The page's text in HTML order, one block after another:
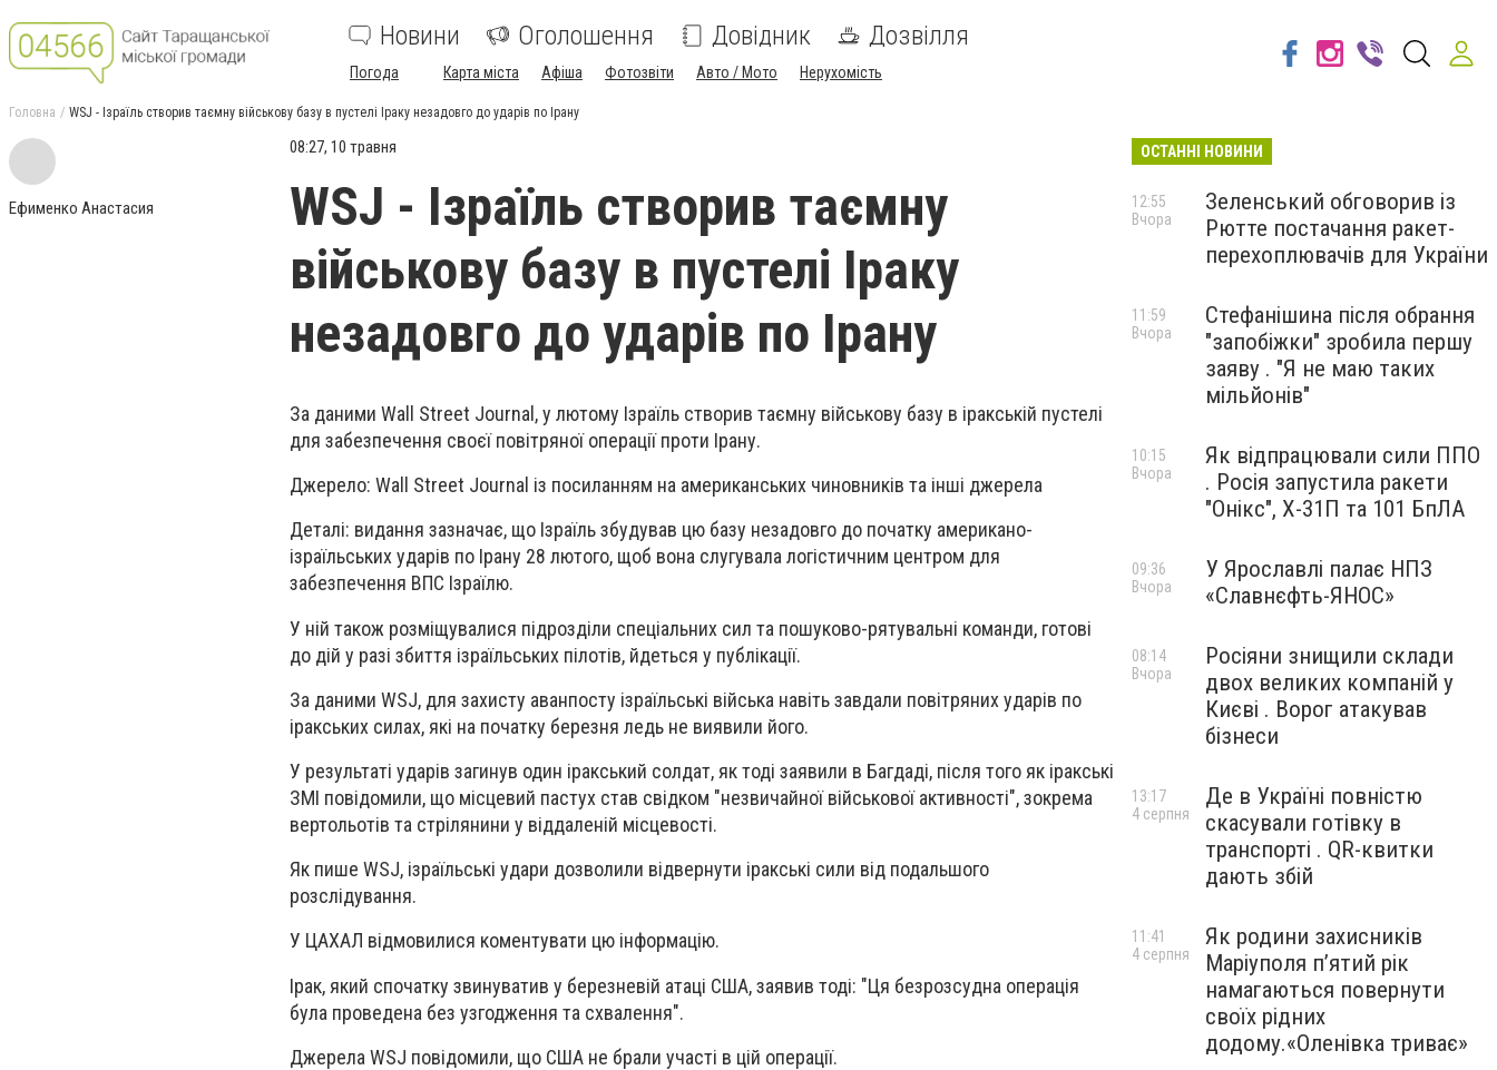
Новини Оголошення Довідник Дозвілля
Погода Карта міста Афіша Фотозвіти Авто / Мото Нерухомість
Головна WSJ - Ізраїль створив таємну військову базу в пустелі Іраку незадовго до ударів по Ірану
Ефименко Анастасия
08:27, 10 травня
WSJ - Ізраїль створив таємну
військову базу в пустелі Іраку
незадовго до ударів по Ірану
За даними Wall Street Journal, у лютому Ізраїль створив таємну військову базу в іракській пустелі
для забезпечення своєї повітряної операції проти Ірану.
Джерело: Wall Street Journal із посиланням на американських чиновників та інші джерела
Деталі: видання зазначає, що Ізраїль збудував цю базу незадовго до початку американо-
ізраїльських ударів по Ірану 28 лютого, щоб вона слугувала логістичним центром для
забезпечення ВПС Ізраїлю.
У ній також розміщувалися підрозділи спеціальних сил та пошуково-рятувальні команди, готові
до дій у разі збиття ізраїльських пілотів, йдеться у публікації.
За даними WSJ, для захисту аванпосту ізраїльські війська навіть завдали повітряних ударів по
іракських силах, які на початку березня ледь не виявили його.
У результаті ударів загинув один іракський солдат, як тоді заявили в Багдаді, після того як іракські
ЗМІ повідомили, що місцевий пастух став свідком "незвичайної військової активності", зокрема
вертольотів та стрілянини у віддаленій місцевості.
Як пише WSJ, ізраїльські удари дозволили відвернути іракські сили від подальшого
розслідування.
У ЦАХАЛ відмовилися коментувати цю інформацію.
Ірак, який спочатку звинуватив у березневій атаці США, заявив тоді: "Ця безрозсудна операція
була проведена без узгодження та схвалення".
Джерела WSJ повідомили, що США не брали участі в цій операції.
ОСТАННІ НОВИНИ
Зеленський обговорив із
Рютте постачання ракет-
перехоплювачів для України
12:55
Вчора
Стефанішина після обрання
"запобіжки" зробила першу
заяву . "Я не маю таких
мільйонів"
11:59
Вчора
Як відпрацювали сили ППО
. Росія запустила ракети
"Онікс", Х-31П та 101 БпЛА
10:15
Вчора
У Ярославлі палає НПЗ
«Славнєфть-ЯНОС»
09:36
Вчора
Росіяни знищили склади
двох великих компаній у
Києві . Ворог атакував
бізнеси
08:14
Вчора
Де в Україні повністю
скасували готівку в
транспорті . QR-квитки
дають збій
13:17
4 серпня
Як родини захисників
Маріуполя пʼятий рік
намагаються повернути
своїх рідних
додому.«Оленівка триває»
11:41
4 серпня